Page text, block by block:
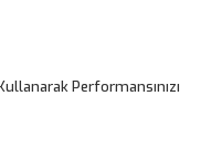
Performansınızı